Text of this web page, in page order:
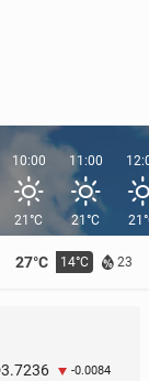
27°C 14°C 23
10:00
21°C
11:00
21°C
3.7236 -0.0084